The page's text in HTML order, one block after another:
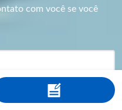
com você se você